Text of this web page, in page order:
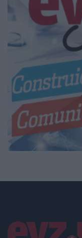
Linkuri utile